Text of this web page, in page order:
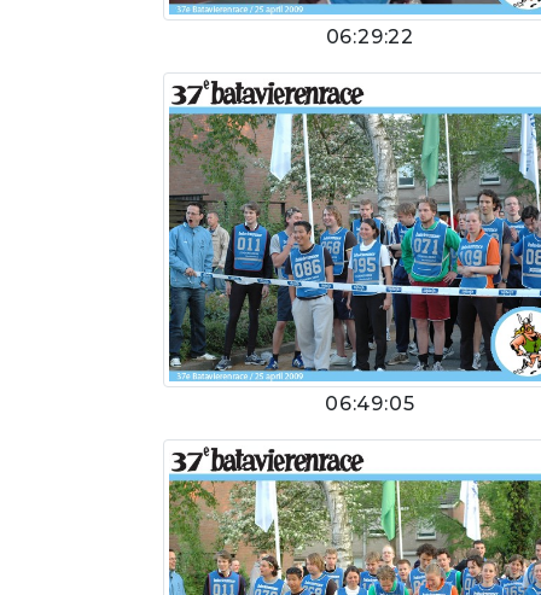
06:29:22
06:49:05